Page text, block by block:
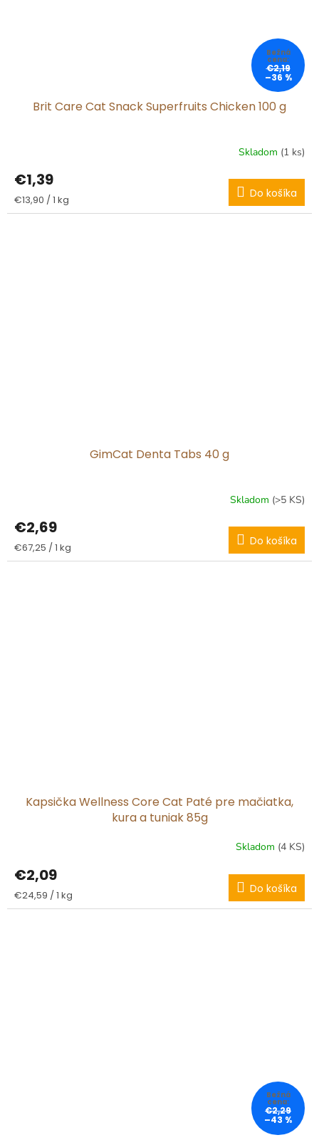
€2,19
–36 %
Brit Care Cat Snack Superfruits Chicken 100 g
Skladom (1 ks)
€1,39
Jednotková
cena:
€13,90 / 1 kg Do košíka
GimCat Denta Tabs 40 g
Skladom (>5 KS)
€2,69
Jednotková
cena:
€67,25 / 1 kg Do košíka
Kapsička Wellness Core Cat Paté pre mačiatka,
kura a tuniak 85g
Skladom (4 KS)
€2,09
Jednotková
cena:
€24,59 / 1 kg Do košíka
€2,29
–43 %